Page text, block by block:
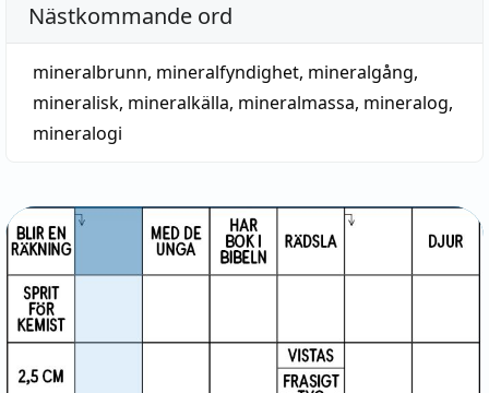
Nästkommande ord
mineralbrunn, mineralfyndighet, mineralgång,
mineralisk, mineralkälla, mineralmassa, mineralog,
mineralogi